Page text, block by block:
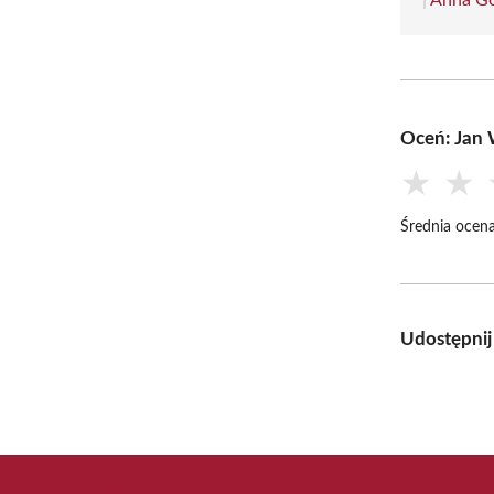
Oceń: Jan
★ ★
Średnia
Udostępnij